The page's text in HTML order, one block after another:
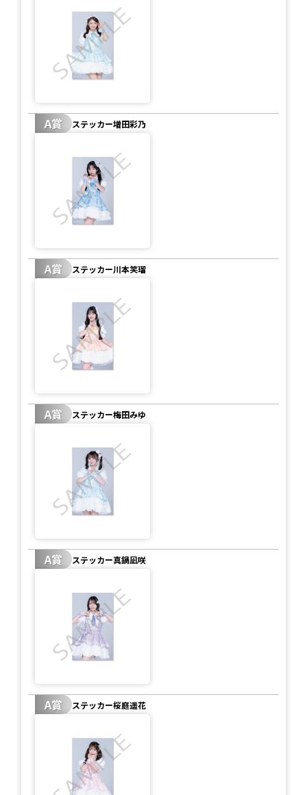
A賞 ステッカー増田彩乃
A賞 ステッカー川本笑瑠
A賞 ステッカー梅田みゆ
A賞 ステッカー真鍋凪咲
A賞 ステッカー桜庭遥花